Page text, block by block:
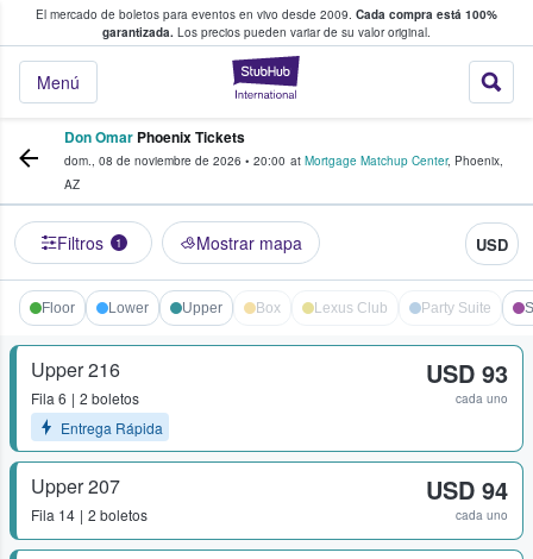
El mercado de boletos para eventos en vivo desde 2009. Cada compra está 100%
garantizada. Los precios pueden variar de su valor original.
StubHub: donde
Menú
fans compran y venden boletos
Don Omar Phoenix Tickets
dom., 08 de noviembre de 2026 • 20:00 at Mortgage Matchup Center, Phoenix,
AZ
Filtros 1 Mostrar mapa USD
Floor Lower Upper Box Lexus Club Party Suite
Upper 216
Fila 6
2 boletos
Entrega Rápida
USD 93
cada uno
Upper 207
Fila 14 2 boletos
USD 94
cada uno